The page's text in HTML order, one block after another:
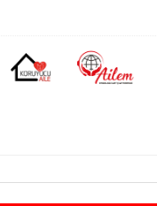
açılır)
144 (yeni sekmede açılır)
Koruyucu Aile (yeni